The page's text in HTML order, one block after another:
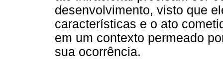
desenvolvimento, visto que
características e o ato
em um contexto permeado
sua ocorrência.